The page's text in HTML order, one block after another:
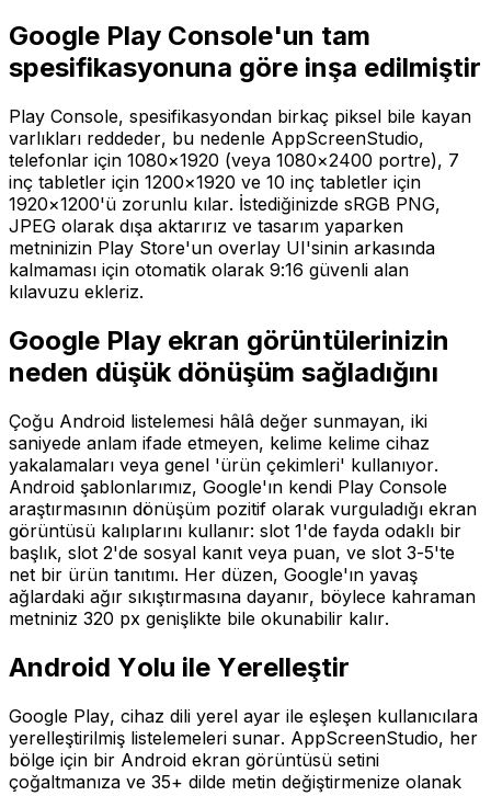
Google Play Console'un tam
spesifikasyonuna göre inşa edilmiştir
Play Console, spesifikasyondan birkaç piksel bile kayan
varlıkları reddeder, bu nedenle AppScreenStudio,
telefonlar için 1080×1920 (veya 1080×2400 portre), 7
inç tabletler için 1200×1920 ve 10 inç tabletler için
1920×1200'ü zorunlu kılar. İstediğinizde sRGB PNG,
JPEG olarak dışa aktarırız ve tasarım yaparken
metninizin Play Store'un overlay UI'sinin arkasında
kalmaması için otomatik olarak 9:16 güvenli alan
kılavuzu ekleriz.
Google Play ekran görüntülerinizin
neden düşük dönüşüm sağladığını
Çoğu Android listelemesi hâlâ değer sunmayan, iki
saniyede anlam ifade etmeyen, kelime kelime cihaz
yakalamaları veya genel 'ürün çekimleri' kullanıyor.
Android şablonlarımız, Google'ın kendi Play Console
araştırmasının dönüşüm pozitif olarak vurguladığı ekran
görüntüsü kalıplarını kullanır: slot 1'de fayda odaklı bir
başlık, slot 2'de sosyal kanıt veya puan, ve slot 3-5'te
net bir ürün tanıtımı. Her düzen, Google'ın yavaş
ağlardaki ağır sıkıştırmasına dayanır, böylece kahraman
metniniz 320 px genişlikte bile okunabilir kalır.
Android Yolu ile Yerelleştir
Google Play, cihaz dili yerel ayar ile eşleşen kullanıcılara
yerelleştirilmiş listelemeleri sunar. AppScreenStudio, her
bölge için bir Android ekran görüntüsü setini
çoğaltmanıza ve 35+ dilde metin değiştirmenize olanak